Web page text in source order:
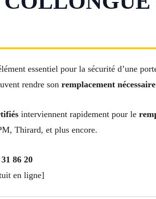
essentiel pour la sécurité d’une
rendre son remplacement nécessaire
interviennent rapidement pour le
Thirard, et plus encore.
86 20
en ligne]